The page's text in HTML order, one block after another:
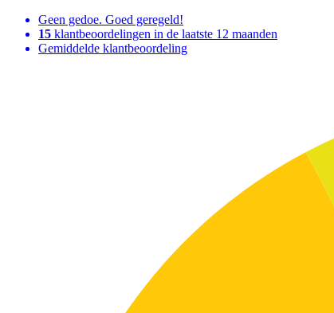
Geen gedoe. Goed geregeld!
15 klantbeoordelingen in de laatste 12 maanden
Gemiddelde klantbeoordeling